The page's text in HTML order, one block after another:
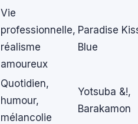
Vie
professionnelle,
réalisme
amoureux
Paradise
Blue
Quotidien,
humour,
mélancolie
Yotsuba &!,
Barakamon